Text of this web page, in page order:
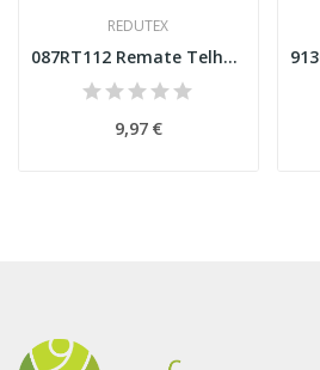
REDUTEX
087RT112 Remate Telhado Esc H0
9,97 €